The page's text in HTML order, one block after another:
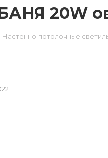
20W
Настенно-потолочные